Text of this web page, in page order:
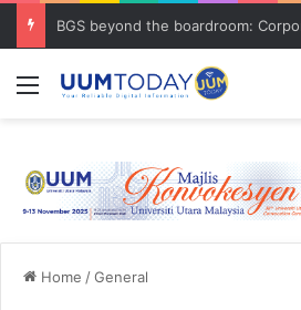
Menu
Home /General